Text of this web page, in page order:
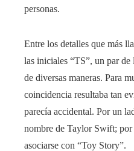
personas.
Entre los detalles que más
las iniciales “TS”, un par de
de diversas maneras. Para
coincidencia resultaba tan
parecía accidental. Por un
nombre de Taylor Swift; por
asociarse con “Toy Story”.